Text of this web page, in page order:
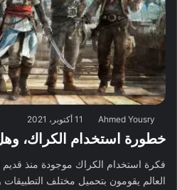
Ahmed Yousry 11 أكتوبر، 2021
خطورة استخدام الكراك،
فكرة استخدام الكراك موجودة منذ قديم
العالم يقومون بتحميل مختلف التطبيقات